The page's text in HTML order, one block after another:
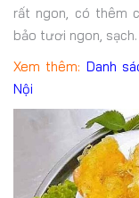
rất ngon, có thêm
bảo tươi ngon, sạch.
Xem thêm: Danh
Nội